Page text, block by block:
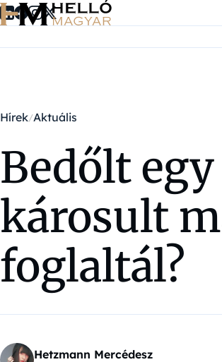
Ugrás a tartalomra
Hírek Aktuális
Bedőlt
károsult
foglaltál?
Hetzmann Mercédesz